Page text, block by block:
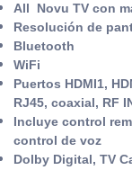
All Novu TV con
Resolución de
Bluetooth
WiFi
Puertos HDMI1,
RJ45, coaxial, RF
Incluye control
control de voz
Dolby Digital, TV